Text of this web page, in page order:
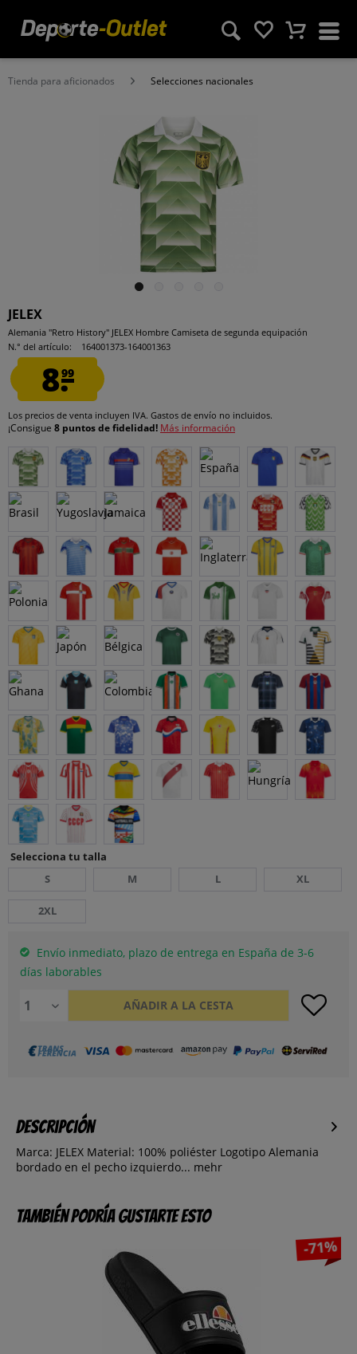
Tienda para aficionados Selecciones nacionales
JELEX
Alemania "Retro History" JELEX Hombre Camiseta de segunda equipación
N.° del artículo:
164001373-164001363
8.99
Los precios de venta incluyen IVA. Gastos de envío no incluidos.
¡Consigue 8 puntos de fidelidad! Más información
Selecciona tu talla
S
M L XL
2XL
Envío inmediato, plazo de entrega en España de 3-6
días laborables
AÑADIR A LA CESTA
Descripción
Marca: JELEX Material: 100% poliéster Logotipo Alemania
bordado en el pecho izquierdo... mehr
También podría gustarte esto
-71%